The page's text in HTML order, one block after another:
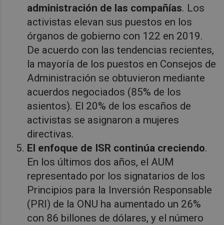
administración de las compañías. Los
activistas elevan sus puestos en los
órganos de gobierno con 122 en 2019.
De acuerdo con las tendencias recientes,
la mayoría de los puestos en Consejos de
Administración se obtuvieron mediante
acuerdos negociados (85% de los
asientos). El 20% de los escaños de
activistas se asignaron a mujeres
directivas.
El enfoque de ISR continúa creciendo.
En los últimos dos años, el AUM
representado por los signatarios de los
Principios para la Inversión Responsable
(PRI) de la ONU ha aumentado un 26%
con 86 billones de dólares, y el número